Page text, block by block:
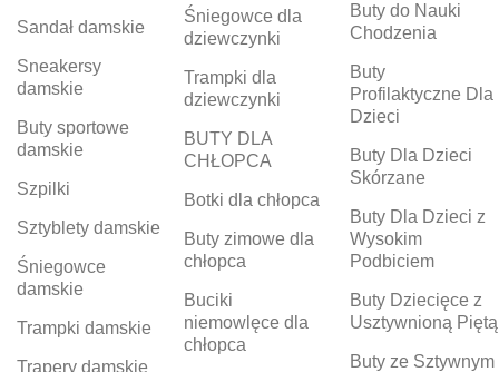
Sandał damskie
Sneakersy
damskie
Buty sportowe
damskie
Szpilki
Sztyblety damskie
Śniegowce
damskie
Trampki damskie
Trapery damskie
Śniegowce dla
dziewczynki
Trampki dla
dziewczynki
BUTY DLA
CHŁOPCA
Botki dla chłopca
Buty zimowe dla
chłopca
Buciki
niemowlęce dla
chłopca
Buty do Nauki
Chodzenia
Buty
Profilaktyczne Dla
Dzieci
Buty Dla Dzieci
Skórzane
Buty Dla Dzieci z
Wysokim
Podbiciem
Buty Dziecięce z
Usztywnioną Piętą
Buty ze Sztywnym